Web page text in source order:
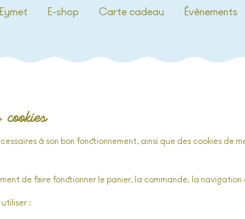
E-shop Carte cadeau Évènements
à son bon fonctionnement, ainsi que des cookies de
de faire fonctionner le panier, la commande, la
: